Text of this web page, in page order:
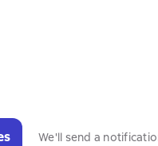
We'll send a